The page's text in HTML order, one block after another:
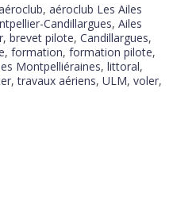
, aéroclub Les Ailes
Candillargues, Ailes
, brevet pilote, Candillargues,
, formation, formation pilote,
Montpelliéraines, littoral,
,travaux aériens, ULM, voler,